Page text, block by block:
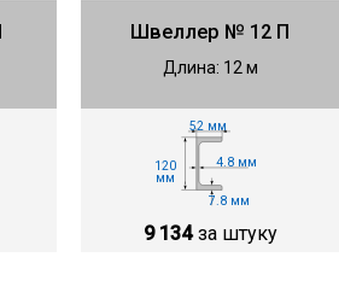
Швеллер № 12 П
Длина: 12 м
52 мм
120
мм
4.8 мм
7.8 мм
9 134 за штуку